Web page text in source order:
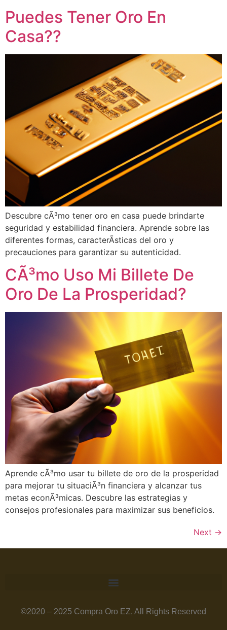
Puedes Tener Oro En
Casa??
Descubre cÃ³mo tener oro en casa puede brindarte
seguridad y estabilidad financiera. Aprende sobre las
diferentes formas, caracterÃ­sticas del oro y
precauciones para garantizar su autenticidad.
CÃ³mo Uso Mi Billete De
Oro De La Prosperidad?
Aprende cÃ³mo usar tu billete de oro de la prosperidad
para mejorar tu situaciÃ³n financiera y alcanzar tus
metas econÃ³micas. Descubre las estrategias y
consejos profesionales para maximizar sus beneficios.
Next →
©2020 – 2025 Compra Oro EZ, All Rights Reserved